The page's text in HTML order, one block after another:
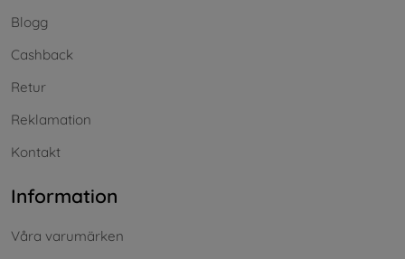
Blogg
Cashback
Retur
Reklamation
Kontakt
Information
Våra varumärken